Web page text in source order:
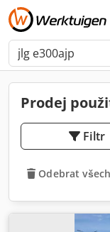
Prodej
Filtr
Odebrat